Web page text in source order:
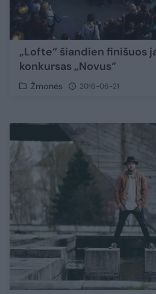
„Lofte“ šiandien finišuos
konkursas „Novus“
Žmonės 2016-06-21